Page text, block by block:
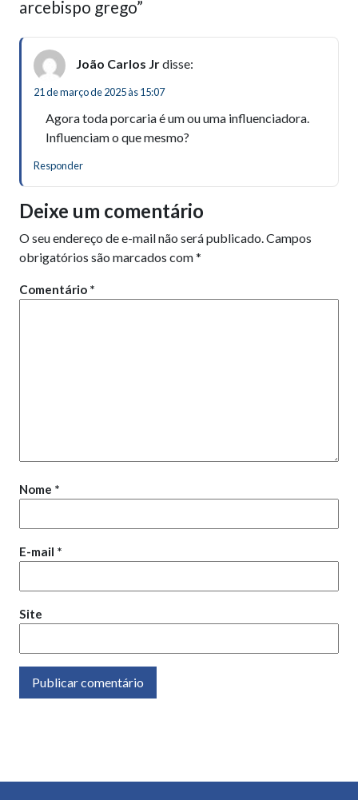
arcebispo grego”
João Carlos Jrdisse:
21 de março de 2025 às 15:07
Agora toda porcaria é um ou uma influenciadora.
Influenciam o que mesmo?
Responder
Deixe um comentário
O seu endereço de e-mail não será publicado. Campos
obrigatórios são marcados com*
Comentário *
Nome *
E-mail *
Site